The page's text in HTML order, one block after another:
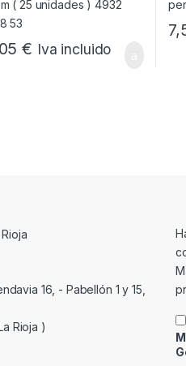
€ Iva incluido
16, - Pabellón 1 y 15,
Rioja )